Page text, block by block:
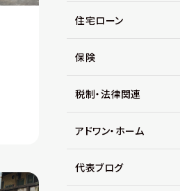
住宅ローン
保険
税制・法律関連
アドワン・ホーム
代表ブログ